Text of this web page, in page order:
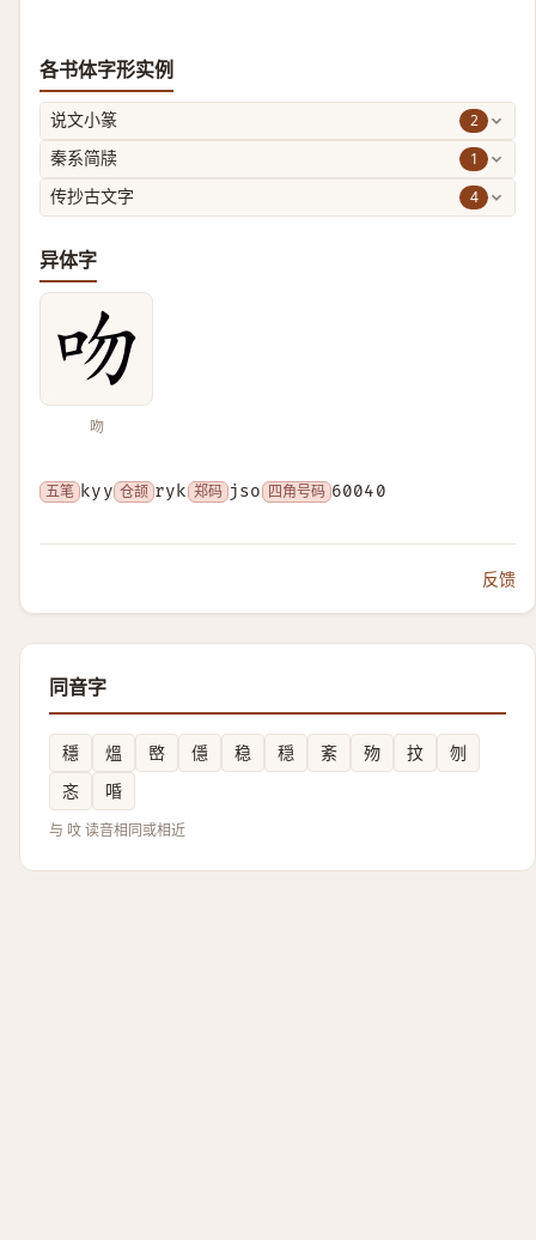
各书体字形实例
说文小篆 2
秦系简牍 1
传抄古文字 4
异体字
吻
五笔 kyy 仓颉 ryk 郑码 jso 四角号码 60040
反馈
同音字
穩 熅 㟩 㒚 稳 穏 紊 歾 抆
刎
忞
㖧
与 呅 读音相同或相近